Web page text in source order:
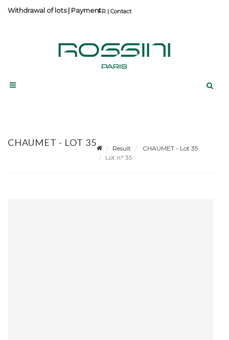
Contact
Withdrawal of lots| Payment
CHAUMET - LOT 35
Result
CHAUMET - Lot 35
Lot n° 35